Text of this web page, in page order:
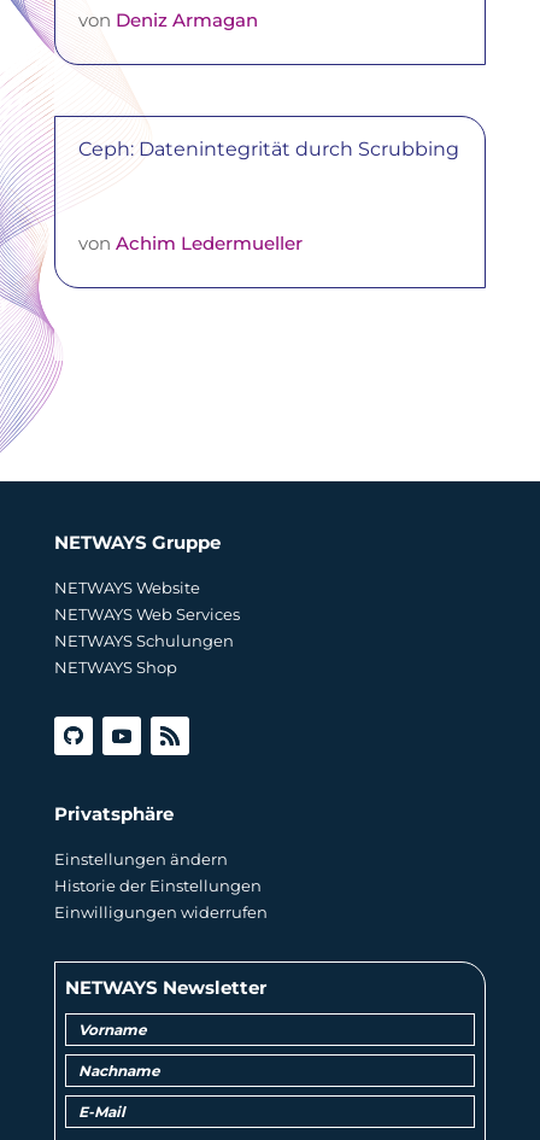
von Deniz Armagan
Ceph: Datenintegrität durch Scrubbing
von Achim Ledermueller
NETWAYS Gruppe
NETWAYS Website
NETWAYS Web Services
NETWAYS Schulungen
NETWAYS Shop
Privatsphäre
Einstellungen ändern
Historie der Einstellungen
Einwilligungen widerrufen
NETWAYS Newsletter